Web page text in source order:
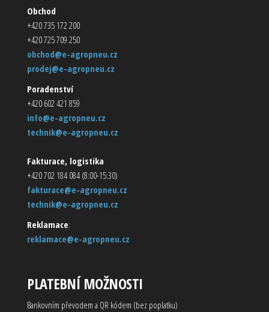
Obchod
+420 735 172 200
+420 725 709 250
obchod@e-agropneu.cz
prodej@e-agropneu.cz
Poradenství
+420 602 421 859
info@e-agropneu.cz
technik@e-agropneu.cz
Fakturace, logistika
+420 702 184 084 (8:00-15:30)
fakturace@e-agropneu.cz
technik@e-agropneu.cz
Reklamace:
reklamace@e-agropneu.cz
PLATEBNÍ MOŽNOSTI
Bankovním převodem a QR kódem (bez poplatku)